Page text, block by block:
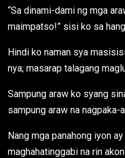
“Sa dinami-dami ng mga
maimpatso!” sisi ko sa
Hindi ko naman sya
nya; masarap talagang
Sampung araw ko syang
sampung araw na nagpaka-
Nang mga panahong iyon
maghahatinggabi na rin